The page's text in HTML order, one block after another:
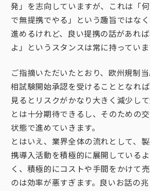
発」を志向していますが、これは「
で無提携でやる」という趣旨ではな
進めるけれど、良い提携の話があれ
よ」というスタンスは常に持っていま
ご指摘いただいたとおり、欧州規制
相試験開始承認を受けることとなれ
見るとリスクがかなり大きく減少し
とは十分期待できるし、そのための
状態で進めていきます。
とはいえ、業界全体の流れとして、
携導入活動を積極的に展開している
く、積極的にコストや手間をかけて
のは効率が悪すぎます。良いお話の